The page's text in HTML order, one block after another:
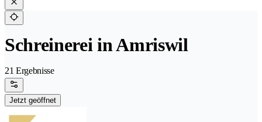
Schreinerei in Amriswil
21 Ergebnisse
Jetzt geöffnet